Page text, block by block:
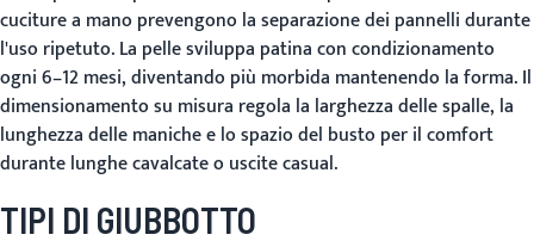
cuciture a mano prevengono la separazione dei pannelli durante
l'uso ripetuto. La pelle sviluppa patina con condizionamento
ogni 6–12 mesi, diventando più morbida mantenendo la forma. Il
dimensionamento su misura regola la larghezza delle spalle, la
lunghezza delle maniche e lo spazio del busto per il comfort
durante lunghe cavalcate o uscite casual.
TIPI DI GIUBBOTTO